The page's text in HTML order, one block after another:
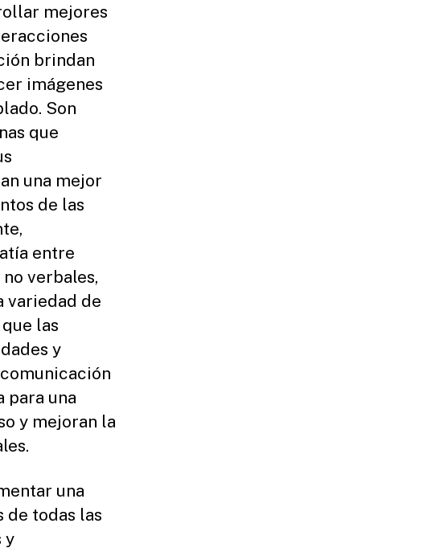
mejores
brindan
imágenes
Son
que
una mejor
de las
entre
verbales,
variedad de
las
y
para una
y mejoran la
una
de todas las
y